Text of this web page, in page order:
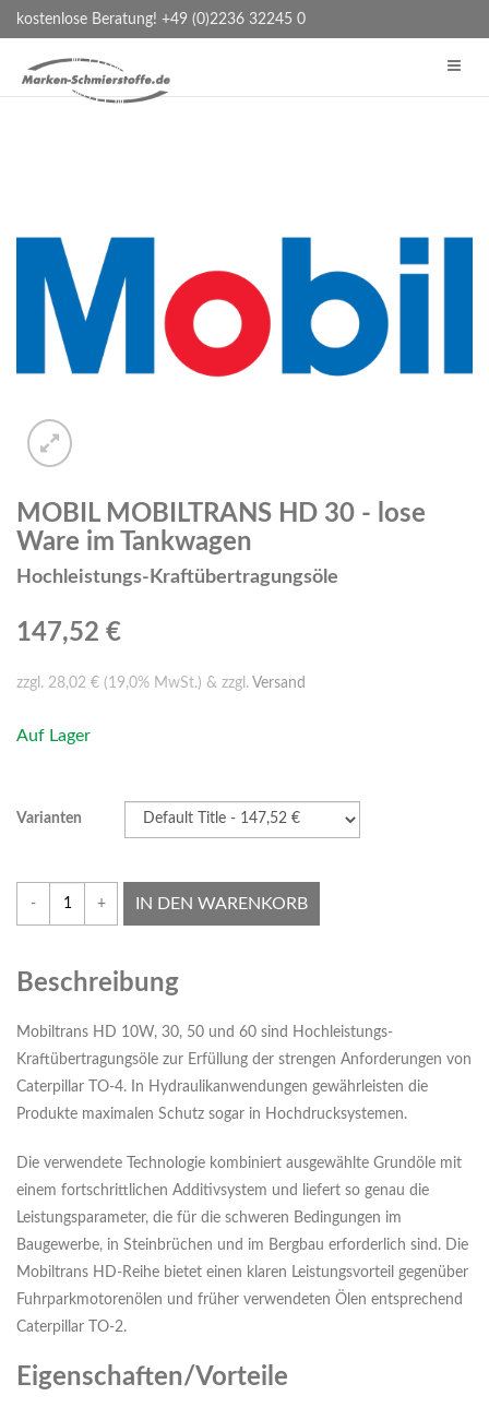
kostenlose Beratung! +49 (0)2236 32245 0
MOBIL MOBILTRANS HD 30 - lose
Ware im Tankwagen
Hochleistungs-Kraftübertragungsöle
147,52 €
zzgl. 28,02 € (19,0% MwSt.) & zzgl. Versand
Auf Lager
Varianten
- + IN DEN WARENKORB
Beschreibung
Mobiltrans HD 10W, 30, 50 und 60 sind Hochleistungs-
Kraftübertragungsöle zur Erfüllung der strengen Anforderungen von
Caterpillar TO-4. In Hydraulikanwendungen gewährleisten die
Produkte maximalen Schutz sogar in Hochdrucksystemen.
Die verwendete Technologie kombiniert ausgewählte Grundöle mit
einem fortschrittlichen Additivsystem und liefert so genau die
Leistungsparameter, die für die schweren Bedingungen im
Baugewerbe, in Steinbrüchen und im Bergbau erforderlich sind. Die
Mobiltrans HD-Reihe bietet einen klaren Leistungsvorteil gegenüber
Fuhrparkmotorenölen und früher verwendeten Ölen entsprechend
Caterpillar TO-2.
Eigenschaften/Vorteile